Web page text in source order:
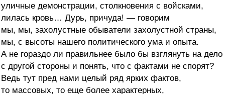
уличные демонстрации, столкновения с войсками,
лилась кровь… Дурь, причуда! — говорим
мы, мы, захолустные обыватели захолустной страны,
мы, с высоты нашего политического ума и опыта.
А не гораздо ли правильнее было бы взглянуть на дело
с другой стороны и понять, что с фактами не спорят?
Ведь тут пред нами целый ряд ярких фактов,
то массовых, то еще более характерных,